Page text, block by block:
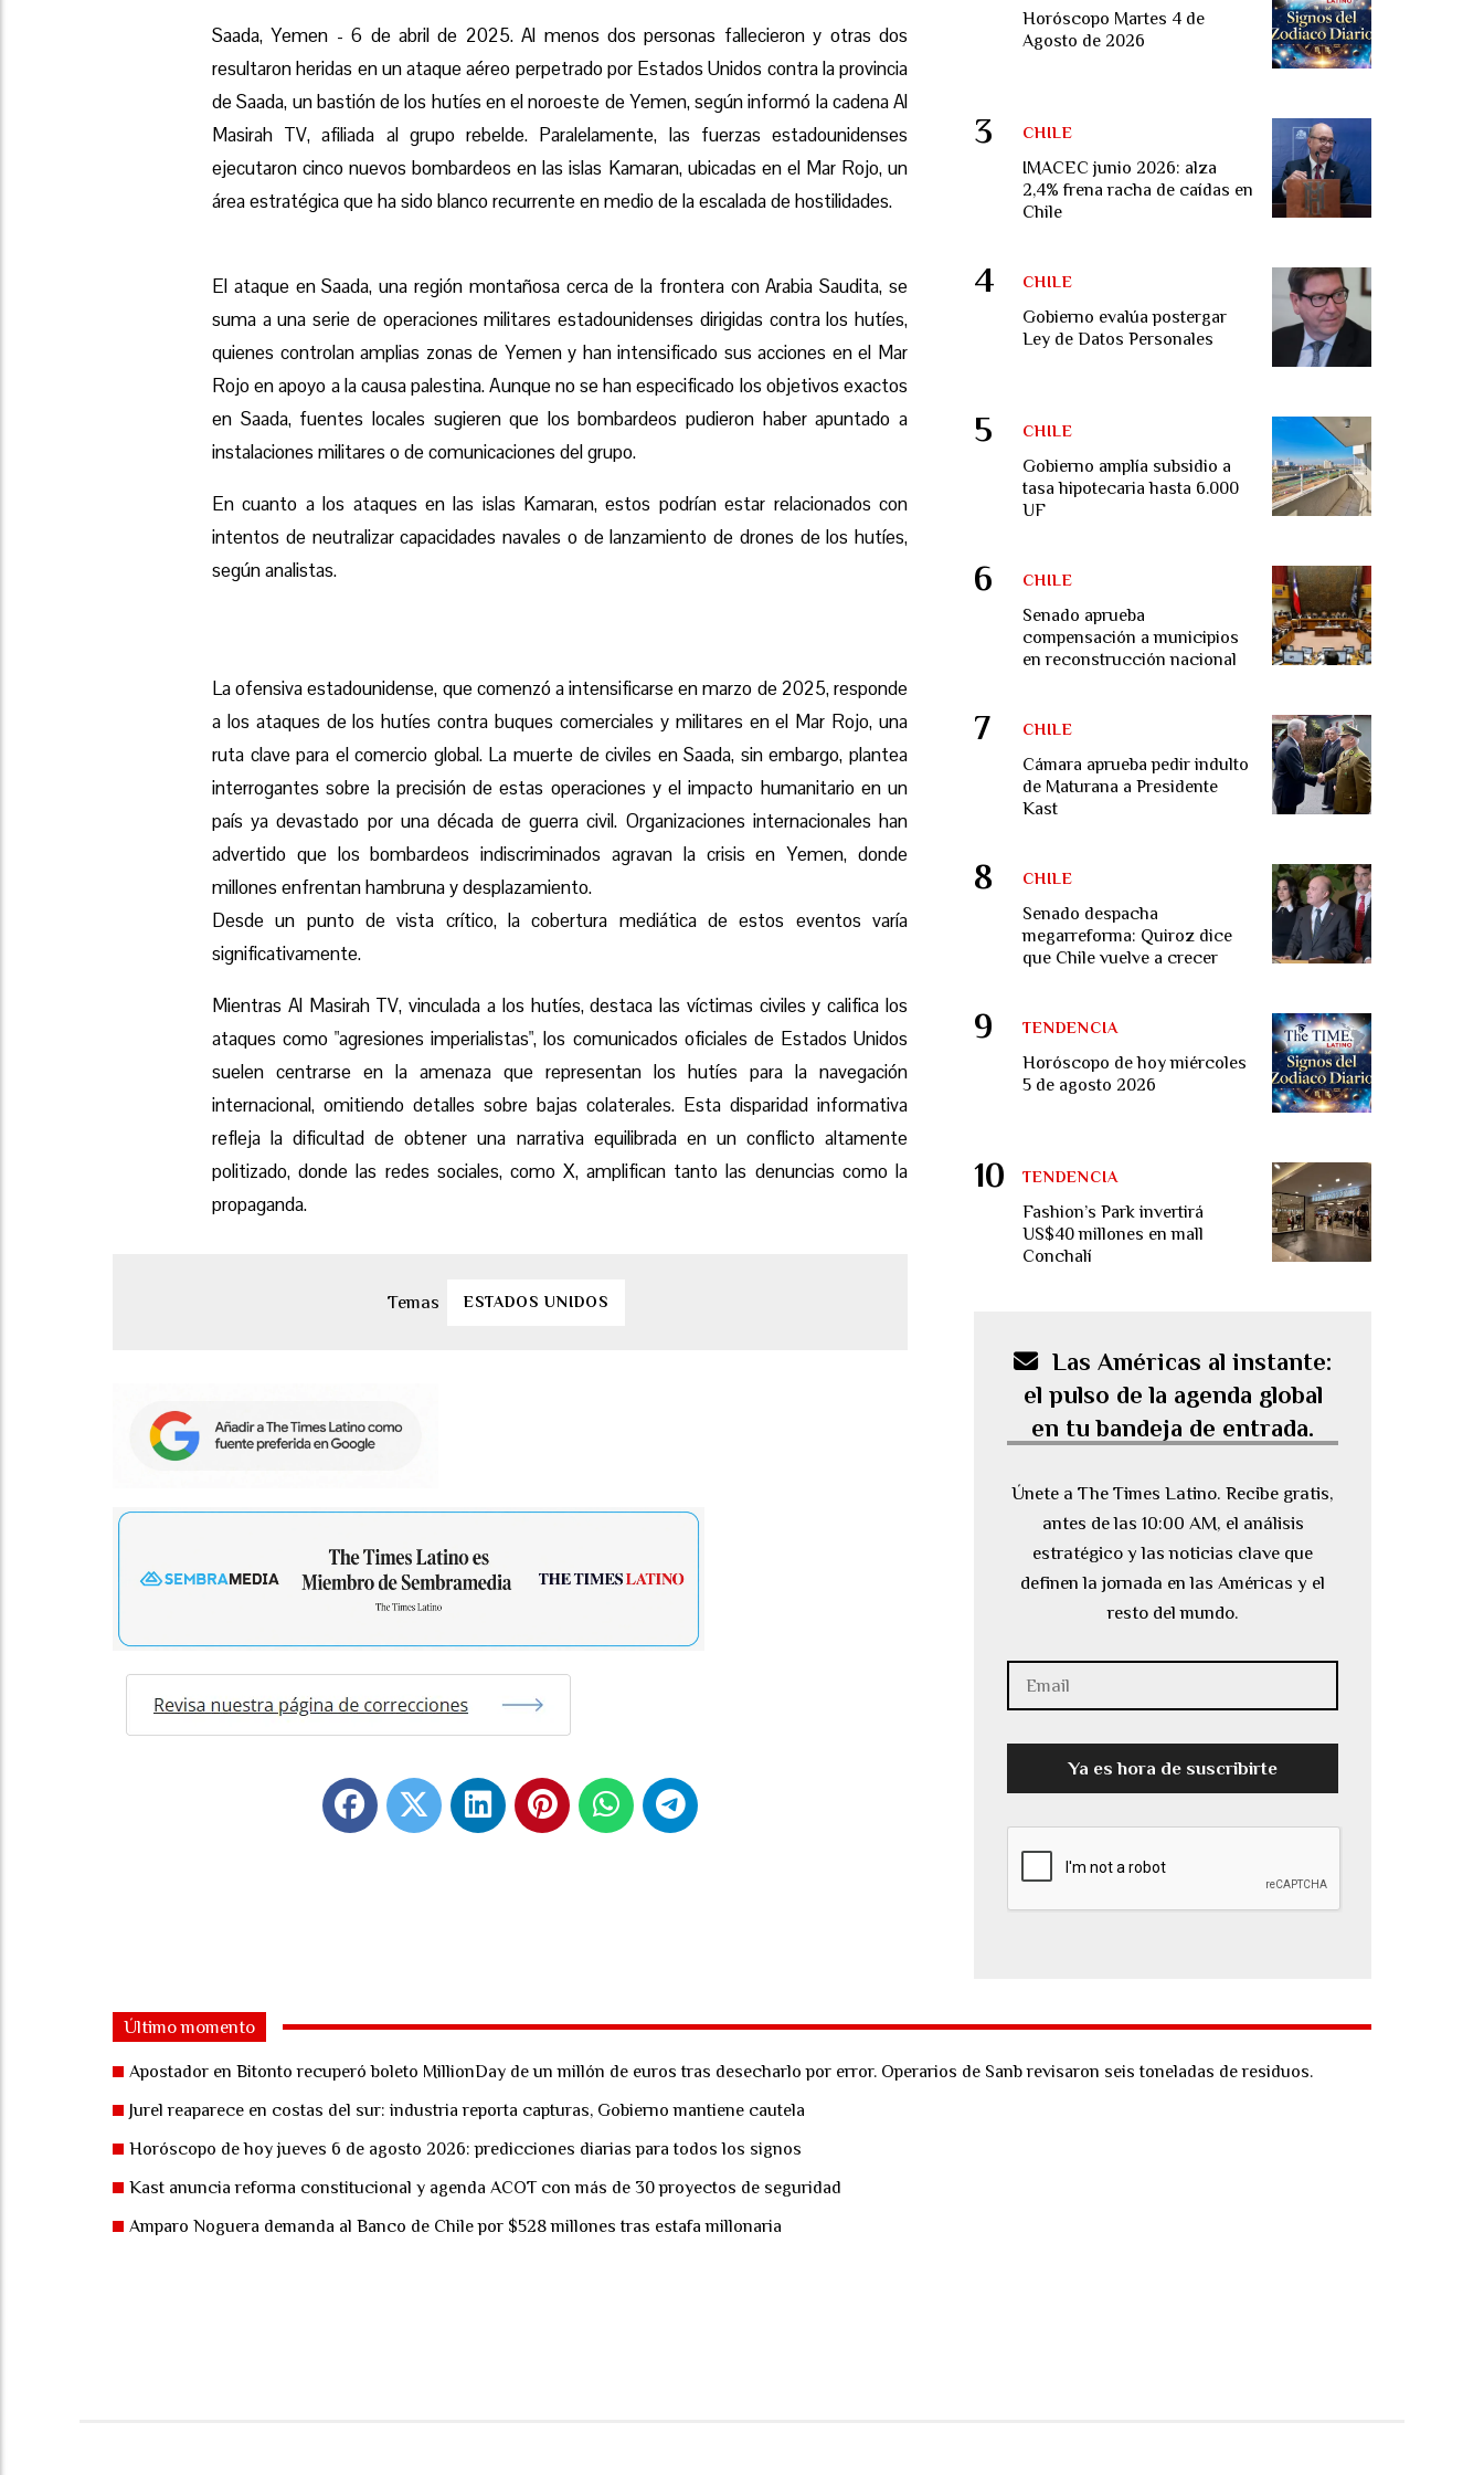
Saada, Yemen - 6 de abril de 2025. Al menos dos personas fallecieron y otras dos
resultaron heridas en un ataque aéreo perpetrado por Estados Unidos contra la provincia
de Saada, un bastión de los hutíes en el noroeste de Yemen, según informó la cadena Al
Masirah TV, afiliada al grupo rebelde. Paralelamente, las fuerzas estadounidenses
ejecutaron cinco nuevos bombardeos en las islas Kamaran, ubicadas en el Mar Rojo, un
área estratégica que ha sido blanco recurrente en medio de la escalada de hostilidades.
El ataque en Saada, una región montañosa cerca de la frontera con Arabia Saudita, se
suma a una serie de operaciones militares estadounidenses dirigidas contra los hutíes,
quienes controlan amplias zonas de Yemen y han intensificado sus acciones en el Mar
Rojo en apoyo a la causa palestina. Aunque no se han especificado los objetivos exactos
en Saada, fuentes locales sugieren que los bombardeos pudieron haber apuntado a
instalaciones militares o de comunicaciones del grupo.
En cuanto a los ataques en las islas Kamaran, estos podrían estar relacionados con
intentos de neutralizar capacidades navales o de lanzamiento de drones de los hutíes,
según analistas.
La ofensiva estadounidense, que comenzó a intensificarse en marzo de 2025, responde
a los ataques de los hutíes contra buques comerciales y militares en el Mar Rojo, una
ruta clave para el comercio global. La muerte de civiles en Saada, sin embargo, plantea
interrogantes sobre la precisión de estas operaciones y el impacto humanitario en un
país ya devastado por una década de guerra civil. Organizaciones internacionales han
advertido que los bombardeos indiscriminados agravan la crisis en Yemen, donde
millones enfrentan hambruna y desplazamiento.
Desde un punto de vista crítico, la cobertura mediática de estos eventos varía
significativamente.
Mientras Al Masirah TV, vinculada a los hutíes, destaca las víctimas civiles y califica los
ataques como "agresiones imperialistas", los comunicados oficiales de Estados Unidos
suelen centrarse en la amenaza que representan los hutíes para la navegación
internacional, omitiendo detalles sobre bajas colaterales. Esta disparidad informativa
refleja la dificultad de obtener una narrativa equilibrada en un conflicto altamente
politizado, donde las redes sociales, como X, amplifican tanto las denuncias como la
propaganda.
ESTADOS UNIDOS
Último momento
Apostador en Bitonto recuperó boleto MillionDay de un millón de euros tras desecharlo por error. Operarios de Sanb revisaron seis toneladas de residuos.
Jurel reaparece en costas del sur: industria reporta capturas, Gobierno mantiene cautela
Horóscopo de hoy jueves 6 de agosto 2026: predicciones diarias para todos los signos
Kast anuncia reforma constitucional y agenda ACOT con más de 30 proyectos de seguridad
Amparo Noguera demanda al Banco de Chile por $528 millones tras estafa millonaria
Horóscopo Martes 4 de
Agosto de 2026
IMACEC junio 2026: alza
2,4% frena racha de caídas en
Chile
CHILE
Gobierno evalúa postergar
Ley de Datos Personales
CHILE
Gobierno amplía subsidio a
tasa hipotecaria hasta 6.000
UF
CHILE
Senado aprueba
compensación a municipios
en reconstrucción nacional
CHILE
Cámara aprueba pedir indulto
de Maturana a Presidente
Kast
CHILE
Senado despacha
megarreforma: Quiroz dice
que Chile vuelve a crecer
CHILE
Horóscopo de hoy miércoles
5 de agosto 2026
TENDENCIA
Fashion’s Park invertirá
US$40 millones en mall
Conchalí
TENDENCIA
Las Américas al instante:
el pulso de la agenda global
en tu bandeja de entrada.
Únete a The Times Latino. Recibe gratis,
antes de las 10:00 AM, el análisis
estratégico y las noticias clave que
definen la jornada en las Américas y el
resto del mundo.
Ya es hora de suscribirte